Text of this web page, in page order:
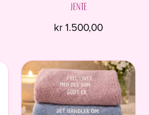
Jente
kr1.500,00